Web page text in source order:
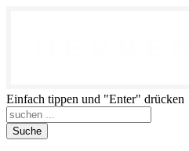
Einfach tippen und "Enter" drücken
Suche